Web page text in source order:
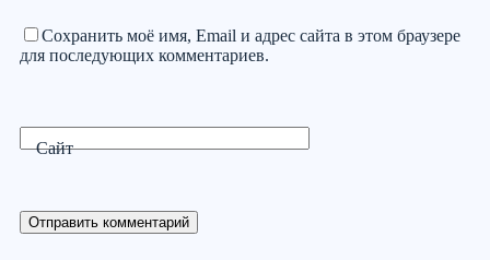
Сохранить моё имя, Email и адрес сайта в этом браузере
для последующих комментариев.
Сайт
Отправить комментарий